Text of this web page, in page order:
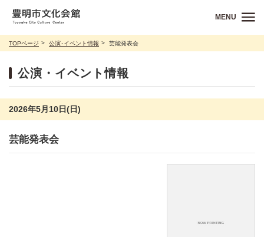
MENU
TOPページ 公演･イベント情報 芸能発表会
公演・イベント情報
2026年5月10日(日)
芸能発表会